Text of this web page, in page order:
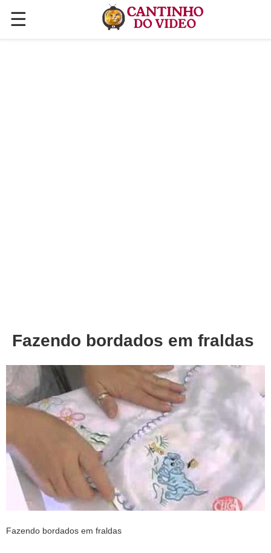
☰
✕
Fazendo bordados em fraldas
Fazendo bordados em fraldas